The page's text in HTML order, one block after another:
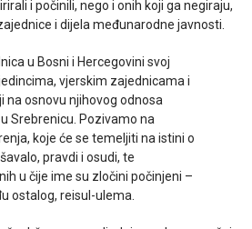
i počinili, nego i onih koji ga negiraju,
i dijela međunarodne javnosti.
u Bosni i Hercegovini svoj
vjerskim zajednicama i
na osnovu njihovog odnosa
Srebrenicu. Pozivamo na
koje će se temeljiti na istini o
pravdi i osudi, te
u čije ime su zločini počinjeni –
ostalog, reisul-ulema.